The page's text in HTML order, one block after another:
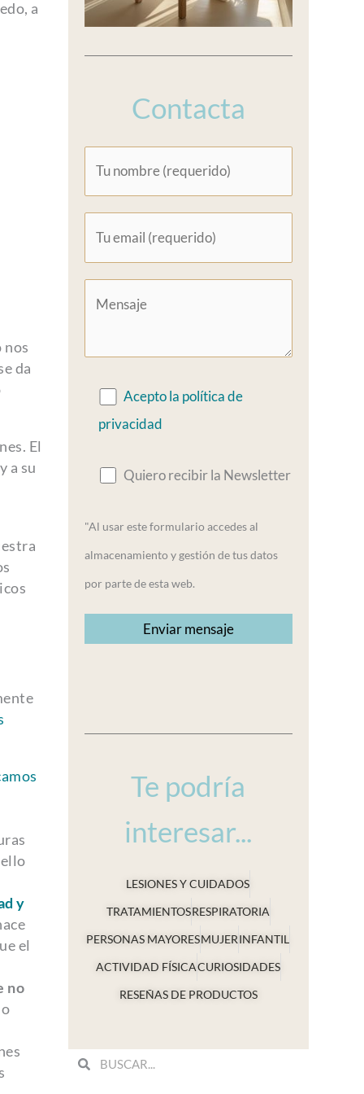
a
nos
da
El
a su
y
el
no
Contacta
Acepto la política de
privacidad
Quiero recibir la Newsletter
"Al usar este formulario accedes al
almacenamiento y gestión de tus datos
por parte de esta web.
Te podría
interesar...
LESIONES Y CUIDADOS
TRATAMIENTOSRESPIRATORIA
PERSONAS MAYORESMUJERINFANTIL
ACTIVIDAD FÍSICACURIOSIDADES
RESEÑAS DE PRODUCTOS
SearchSearch